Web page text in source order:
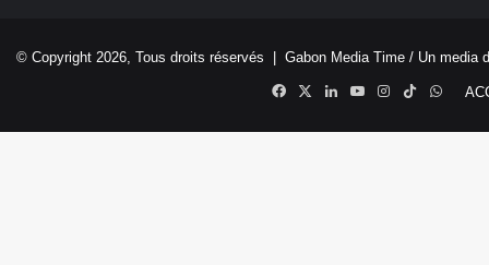
© Copyright 2026, Tous droits réservés | Gabon Media Time / Un media
Facebook
X LinkedinYouTubeInstagram
TikTok